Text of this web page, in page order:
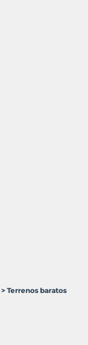
> Terrenos baratos